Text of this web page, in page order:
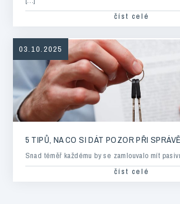
číst celé
03.10.2025
5 TIPŮ, NA CO SI DÁT POZOR PŘI
Snad téměř každému by se zamlouvalo mít
číst celé